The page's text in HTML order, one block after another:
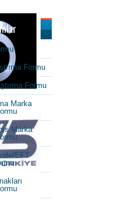
Formu
Formu
Marka
Marka
EFT